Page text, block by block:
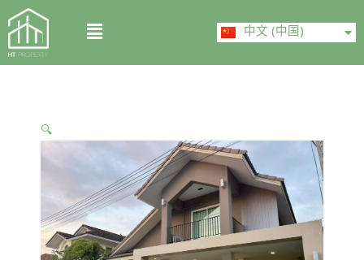
Skip
to
content
Menu 中文 (中国)
English
🔍